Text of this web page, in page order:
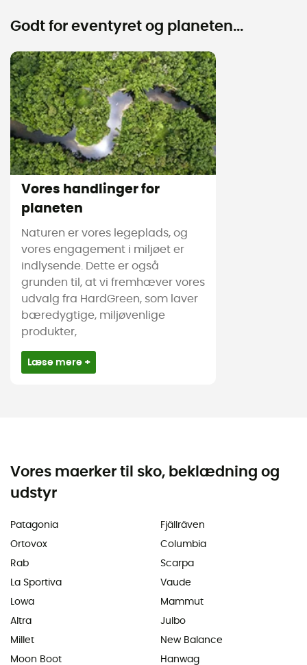
Godt for eventyret og planeten...
Vores handlinger for
planeten
Naturen er vores legeplads, og
vores engagement i miljøet er
indlysende. Dette er også
grunden til, at vi fremhæver vores
udvalg fra HardGreen, som laver
bæredygtige, miljøvenlige
produkter,
Læse mere +
Vores maerker til sko, beklædning og
udstyr
Patagonia
Ortovox
Rab
La Sportiva
Lowa
Altra
Millet
Moon Boot
Fjällräven
Columbia
Scarpa
Vaude
Mammut
Julbo
New Balance
Hanwag